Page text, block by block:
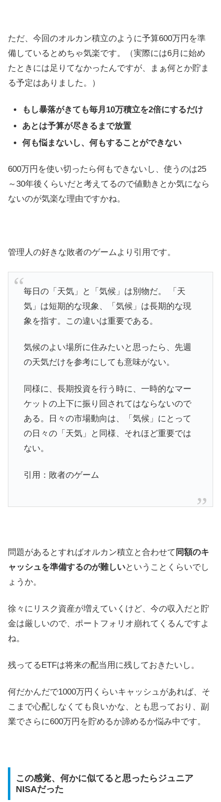
ただ、今回のオルカン積立のように予算600万円を準
備しているとめちゃ気楽です。（実際には6月に始め
たときには足りてなかったんですが、まぁ何とか貯ま
る予定はありました。）
もし暴落がきても毎月10万積立を2倍にするだけ
あとは予算が尽きるまで放置
何も悩まないし、何もすることができない
600万円を使い切ったら何もできないし、使うのは25
～30年後くらいだと考えてるので値動きとか気になら
ないのが気楽な理由ですかね。
管理人の好きな敗者のゲームより引用です。
毎日の「天気」と「気候」は別物だ。 「天
気」は短期的な現象、「気候」は長期的な現
象を指す。この違いは重要である。
気候のよい場所に住みたいと思ったら、先週
の天気だけを参考にしても意味がない。
同様に、長期投資を行う時に、一時的なマー
ケットの上下に振り回されてはならないので
ある。日々の市場動向は、「気候」にとって
の日々の「天気」と同様、それほど重要では
ない。
引用：敗者のゲーム
問題があるとすればオルカン積立と合わせて 同額のキ
ャッシュを準備するのが難しいということくらいでし
ょうか。
徐々にリスク資産が増えていくけど、今の収入だと貯
金は厳しいので、ポートフォリオ崩れてくるんですよ
ね。
残ってるETFは将来の配当用に残しておきたいし。
何だかんだで1000万円くらいキャッシュがあれば、そ
こまで心配しなくても良いかな、とも思っており、副
業でさらに600万円を貯めるか諦めるか悩み中です。
この感覚、何かに似てると思ったらジュニア
NISAだった